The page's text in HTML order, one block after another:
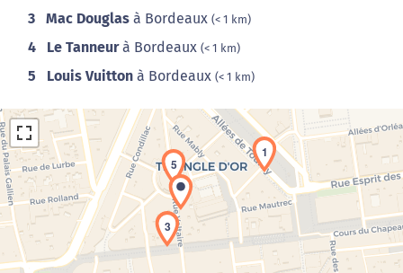
3 Mac Douglas à Bordeaux (< 1 km)
4 Le Tanneurà Bordeaux (< 1 km)
5 Louis Vuitton à Bordeaux (< 1 km)
Chargement de la carte en cours...
1
3
5